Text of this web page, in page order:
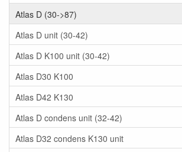
Atlas D (30->87)
Atlas D unit (30-42)
Atlas D K100 unit (30-42)
Atlas D30 K100
Atlas D42 K130
Atlas D condens unit (32-42)
Atlas D32 condens K130 unit